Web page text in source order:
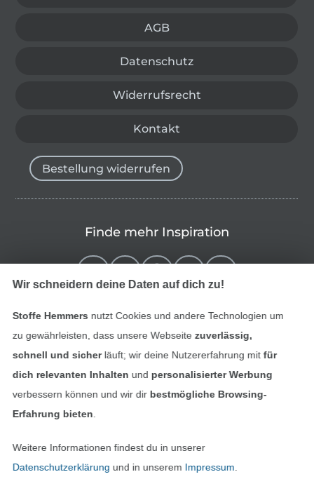
AGB
Datenschutz
Widerrufsrecht
Kontakt
Alle Preise inkl. der gesetzl. MwSt.
Bestellung widerrufen
Finde mehr Inspiration
Deutsch
Wir schneidern deine Daten auf dich zu!
Stoffe Hemmers nutzt Cookies und andere Technologien um
zu gewährleisten, dass unsere Webseite zuverlässig,
schnell und sicherläuft; wir deine Nutzererfahrung mitfür
dich relevanten Inhalten und personalisierter Werbung
verbessern können und wir dir bestmögliche Browsing-
Erfahrung bieten
Weitere Informationen findest du in unserer
Datenschutzerklärung und in unserem Impressum